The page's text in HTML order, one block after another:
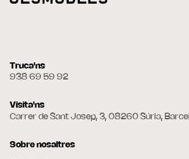
Truca'ns
938 69 59 92
Visita'ns
Carrer de Sant Josep, 3, 08260 Súria,
Sobre nosaltres